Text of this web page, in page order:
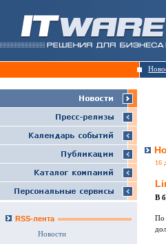
RSS-лента
Новости
16
В
По